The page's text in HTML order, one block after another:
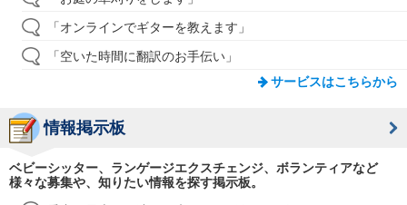
「オンラインでギターを教えます」
「空いた時間に翻訳のお手伝い」
サービスはこちらから
情報掲示板
ベビーシッター、ランゲージエクスチェンジ、ボランティアなど
様々な募集や、知りたい情報を探す掲示板。